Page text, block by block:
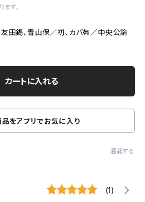
ます。
友田錫、青山保／初、カバ帯／中央公論
カートに入れる
品をアプリでお気に入り
通報する
(1)